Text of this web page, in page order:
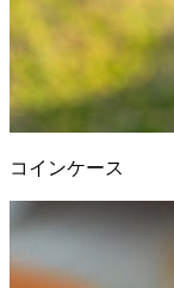
コインケース